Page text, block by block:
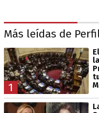
Más leídas de
1